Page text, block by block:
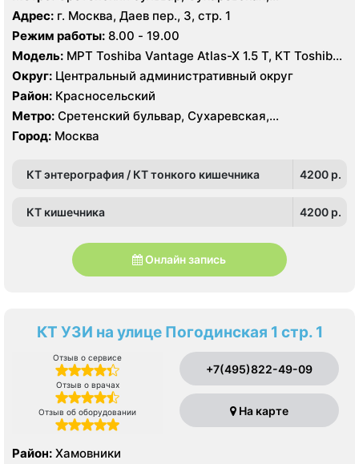
Тургеневская
Адрес: г. Москва, Даев пер., 3, стр. 1
Режим работы: 8.00 - 19.00
Модель: МРТ Toshiba Vantage Atlas-X 1.5 Т, КТ Toshiba
Aquilion 64 среза, УЗИ
Округ: Центральный административный округ
Район: Красносельский
Метро: Сретенский бульвар, Сухаревская,
Тургеневская
Город: Москва
КТ энтерография / КТ тонкого кишечника 4200 p.
КТ кишечника 4200 p.
Онлайн запись
КТ УЗИ на улице Погодинская 1 стр. 1
Отзыв о сервисе
Отзыв о врачах
Отзыв об оборудовании
+7(495)822-49-09
На карте
Район: Хамовники